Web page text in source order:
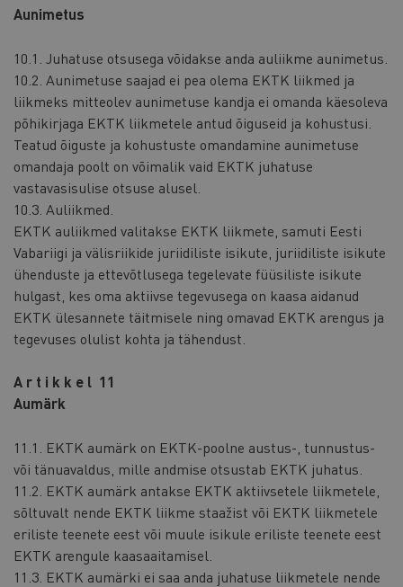
Aunimetus
10.1. Juhatuse otsusega võidakse anda auliikme aunimetus.
10.2. Aunimetuse saajad ei pea olema EKTK liikmed ja
liikmeks mitteolev aunimetuse kandja ei omanda käesoleva
põhikirjaga EKTK liikmetele antud õiguseid ja kohustusi.
Teatud õiguste ja kohustuste omandamine aunimetuse
omandaja poolt on võimalik vaid EKTK juhatuse
vastavasisulise otsuse alusel.
10.3. Auliikmed.
EKTK auliikmed valitakse EKTK liikmete, samuti Eesti
Vabariigi ja välisriikide juriidiliste isikute, juriidiliste isikute
ühenduste ja ettevõtlusega tegelevate füüsiliste isikute
hulgast, kes oma aktiivse tegevusega on kaasa aidanud
EKTK ülesannete täitmisele ning omavad EKTK arengus ja
tegevuses olulist kohta ja tähendust.
A r t i k k e l 11
Aumärk
11.1. EKTK aumärk on EKTK-poolne austus-, tunnustus-
või tänuavaldus, mille andmise otsustab EKTK juhatus.
11.2. EKTK aumärk antakse EKTK aktiivsetele liikmetele,
sõltuvalt nende EKTK liikme staažist või EKTK liikmetele
eriliste teenete eest või muule isikule eriliste teenete eest
EKTK arengule kaasaaitamisel.
11.3. EKTK aumärki ei saa anda juhatuse liikmetele nende